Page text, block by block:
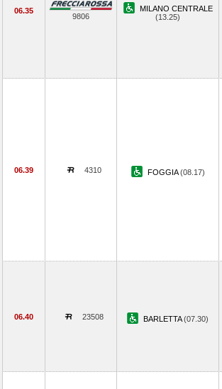
06.35
9806
MILANO CENTRALE
(13.25)
06.39 4310 FOGGIA(08.17)
06.40 23508 BARLETTA(07.30)